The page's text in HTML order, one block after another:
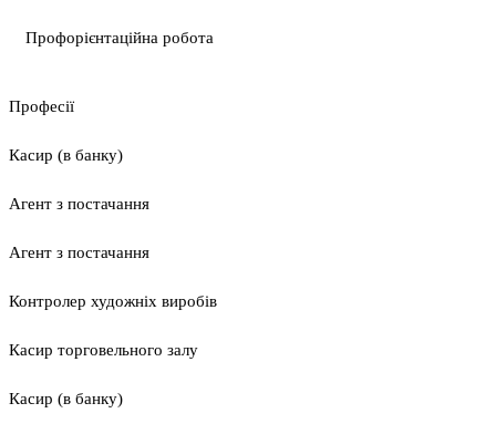
Профорієнтаційна робота
Професії
Касир (в банку)
Агент з постачання
Агент з постачання
Контролер художніх виробів
Касир торговельного залу
Касир (в банку)